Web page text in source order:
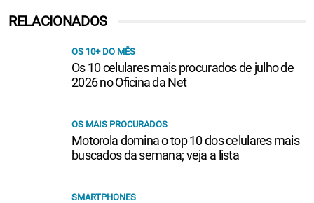
RELACIONADOS
OS 10+ DO MÊS
Os 10 celulares mais procurados de julho de
2026 no Oficina da Net
OS MAIS PROCURADOS
Motorola domina o top 10 dos celulares mais
buscados da semana; veja a lista
SMARTPHONES